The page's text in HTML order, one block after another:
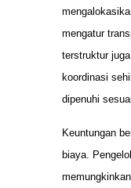
mengatur
terstruktur
koordinasi
dipenuhi
Keuntungan
biaya.